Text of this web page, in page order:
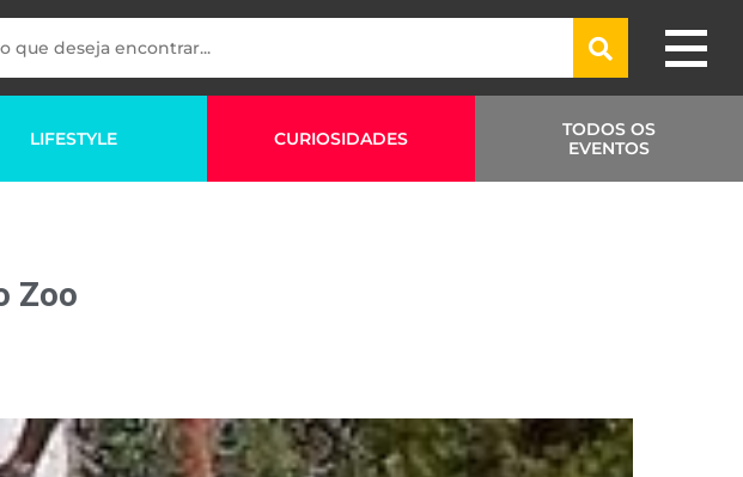
LIFESTYLE CURIOSIDADES
TODOS OS
EVENTOS
Zoo